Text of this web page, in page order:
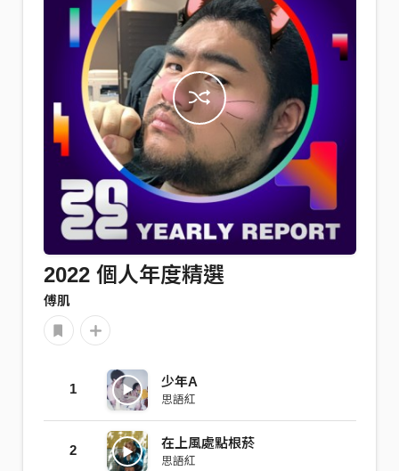
2022 個人年度精選
傅肌
1 少年A
思語紅
2 在上風處點根菸
思語紅